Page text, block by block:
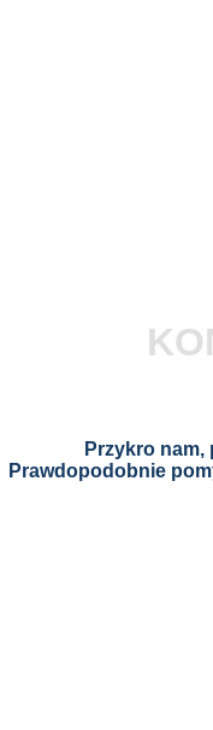
Przykro
Prawdopodobnie